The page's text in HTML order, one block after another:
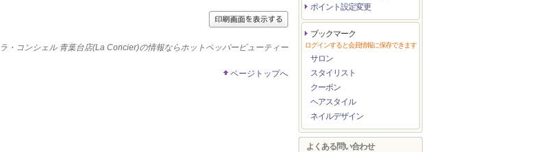
ラ・コンシェル 青葉台店(La Concier)の情報ならホットペッパービューティー
ページトップへ
ポイント設定変更
ブックマーク
ログインすると会員情報に保存できます
サロン
スタイリスト
クーポン
ヘアスタイル
ネイルデザイン
よくある問い合わせ